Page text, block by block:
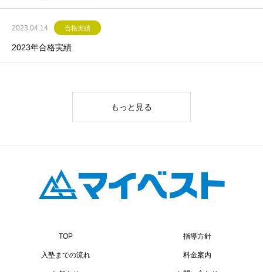
2023.04.14 合格実績
2023年合格実績
もっと見る
TOP 指導方針
入塾までの流れ 料金案内